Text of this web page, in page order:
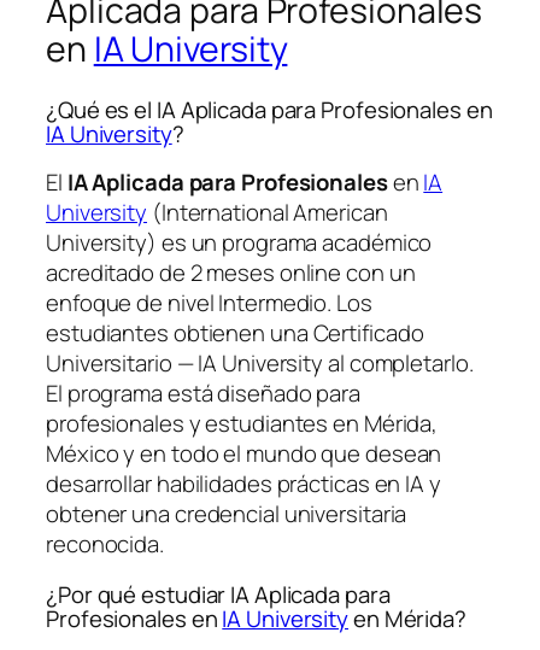
Aplicada para Profesionales
en IA University
¿Qué es el IA Aplicada para Profesionales en
IA University?
El IA Aplicada para ProfesionalesenIA
University (International American
University) es un programa académico
acreditado de 2 meses online con un
enfoque de nivel Intermedio. Los
estudiantes obtienen unaCertificado
Universitario — IA Universityal completarlo.
El programa está diseñado para
profesionales y estudiantes en Mérida,
México y en todo el mundo que desean
desarrollar habilidades prácticas en IA y
obtener una credencial universitaria
reconocida.
¿Por qué estudiar IA Aplicada para
Profesionales enIA Universityen Mérida?